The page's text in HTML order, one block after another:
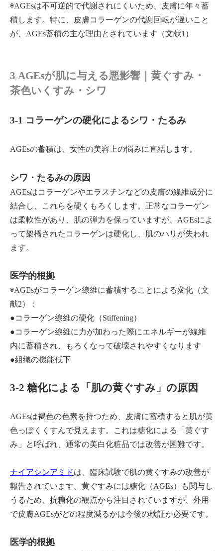
◉AGEsは不可逆的で代謝されにくいため、皮膚に年々蓄
積します。特に、皮膚コラーゲンの代謝回転が遅いこと
が、AGEs蓄積の主な理由とされています（文献1）
3 AGEsが肌に与える悪影響｜黄ぐすみ・
茶色いくすみ・シワ
3-1 コラーゲンの硬化によるシワ・たるみ
AGEsの蓄積は、女性の美容上の悩みに直結します。
シワ・たるみの原因
AGEsはコラーゲンやエラスチンなどの皮膚の線維成分に
結合し、これらを硬くもろくします。正常なコラーゲン
は柔軟性があり、肌の弾力を保っていますが、AGEsによ
って架橋されたコラーゲンは硬化し、肌のハリが失われ
ます。
医学的根拠
◉AGEsがコラーゲン線維に蓄積することによる変化（文
献2）：
●コラーゲン線維の硬化（Stiffening）
●コラーゲン線維に力が加わった際にエネルギーが線維
内に蓄積され、もろくなって破壊されやすくなります
●組織の機能低下
3-2 糖化による「肌の黄ぐすみ」の原因
AGEsは褐色の色素を持つため、皮膚に蓄積すると肌が黄
色っぽくくすんで見えます。これは糖化による「黄ぐす
み」と呼ばれ、通常の美白化粧品では改善が困難です。
ナイアシンアミドは、臨床試験で肌の黄ぐすみの改善が
報告されています。黄ぐすみには糖化（AGEs）も関与し
うるため、抗糖化の観点から注目されていますが、外用
で皮膚AGEsがどの程度減るかは今後の検証が必要です。
医学的根拠